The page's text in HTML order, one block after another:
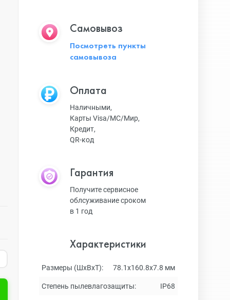
Самовывоз
Посмотреть пункты
самовывоза
Оплата
Наличными,
Карты Visa/MC/Мир,
Кредит,
QR-код
Гарантия
Получите сервисное
облсуживание сроком
в 1 год
Характеристики
Размеры (ШxВxТ): 78.1x160.8x7.8 мм
Степень пылевлагозащиты: IP68